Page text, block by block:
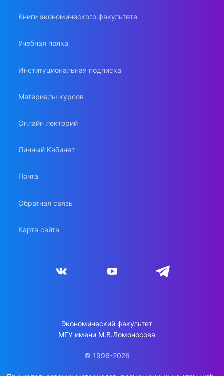
Книги экономического факультета
Учебная полка
Институциональная подписка
Материалы курсов
Онлайн лекторий
Личный Кабинет
Почта
Обратная связь
Карта сайта
Экономический факультет
МГУ имени М.В.Ломоносова
© 1996-2026